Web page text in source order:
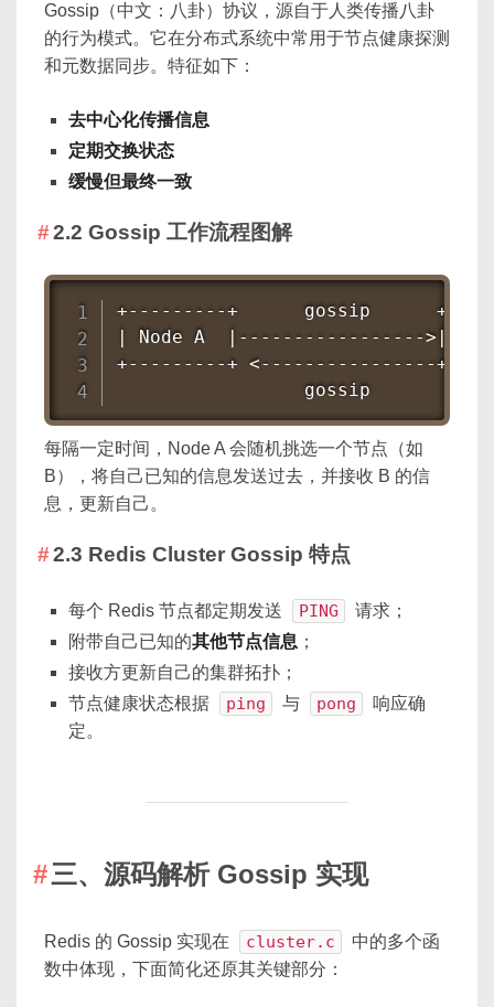
Gossip（中文：八卦）协议，源自于人类传播八卦
的行为模式。它在分布式系统中常用于节点健康探测
和元数据同步。特征如下：
去中心化传播信息
定期交换状态
缓慢但最终一致
2.2 Gossip 工作流程图解
+---------+      gossip
| Node A  |----------------->|
+---------+ <----------------
                 gossip
每隔一定时间，Node A 会随机挑选一个节点（如
B），将自己已知的信息发送过去，并接收 B 的信
息，更新自己。
2.3 Redis Cluster Gossip 特点
每个 Redis 节点都定期发送 PING
请求；
附带自己已知的其他节点信息 ；
接收方更新自己的集群拓扑；
节点健康状态根据
ping 与 pong
响应确
定。
三、源码解析 Gossip 实现
Redis 的 Gossip 实现在 cluster.c
中的多个函
数中体现，下面简化还原其关键部分：